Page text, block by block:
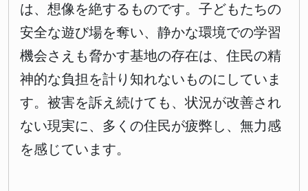
は、想像を絶するものです。子どもたちの
安全な遊び場を奪い、静かな環境での学習
機会さえも脅かす基地の存在は、住民の精
神的な負担を計り知れないものにしていま
す。被害を訴え続けても、状況が改善され
ない現実に、多くの住民が疲弊し、無力感
を感じています。